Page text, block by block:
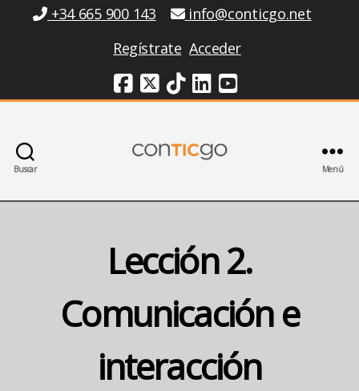
Información
+34 665 900 143
info@conticgo.net
Regístrate Acceder
Redes Sociales
Buscar Menú
Lección 2.
Comunicación e
interacción